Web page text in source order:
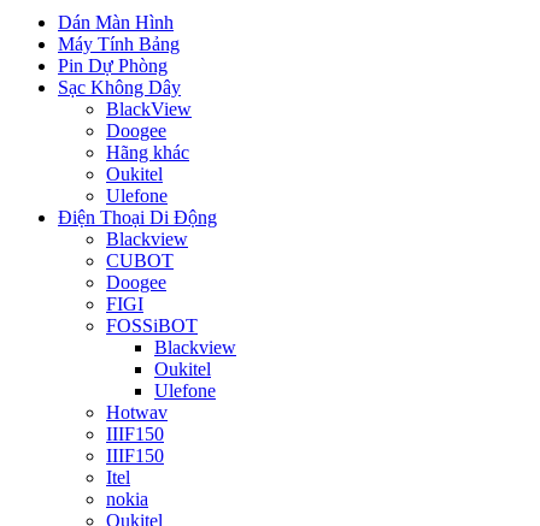
Dán Màn Hình
Máy Tính Bảng
Pin Dự Phòng
Sạc Không Dây
BlackView
Doogee
Hãng khác
Oukitel
Ulefone
Điện Thoại Di Động
Blackview
CUBOT
Doogee
FIGI
FOSSiBOT
Blackview
Oukitel
Ulefone
Hotwav
IIIF150
IIIF150
Itel
nokia
Oukitel